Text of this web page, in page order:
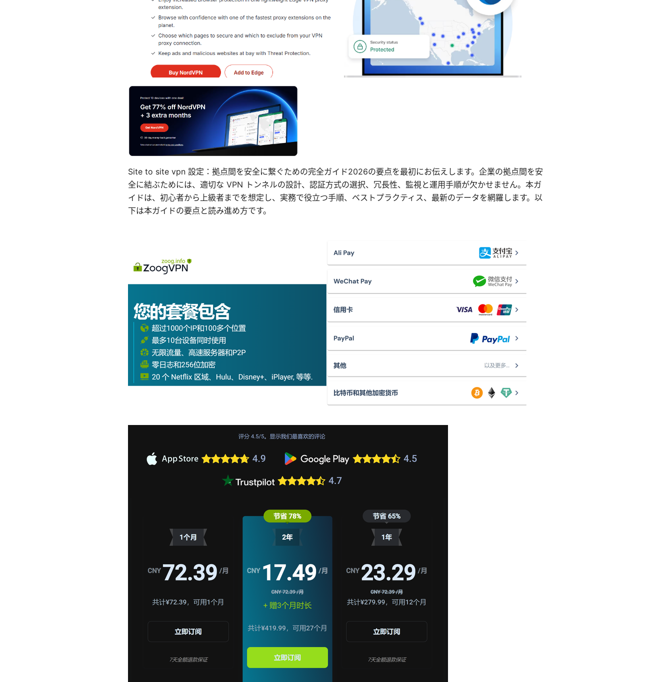
Site to site vpn 設定：拠点間を安全に繋ぐための完全ガイド2026の要点を最初にお伝えします。企業の拠点間を安
全に結ぶためには、適切な VPN トンネルの設計、認証方式の選択、冗長性、監視と運用手順が欠かせません。本ガ
イドは、初心者から上級者までを想定し、実務で役立つ手順、ベストプラクティス、最新のデータを網羅します。以
下は本ガイドの要点と読み進め方です。